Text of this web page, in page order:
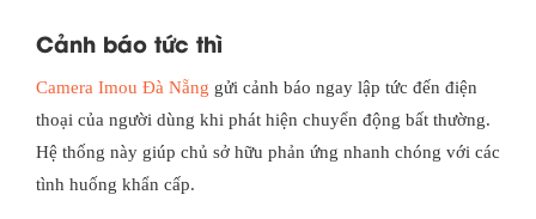
Cảnh báo tức thì
Camera Imou Đà Nẵng gửi cảnh báo ngay lập tức đến điện
thoại của người dùng khi phát hiện chuyển động bất thường.
Hệ thống này giúp chủ sở hữu phản ứng nhanh chóng với các
tình huống khẩn cấp.